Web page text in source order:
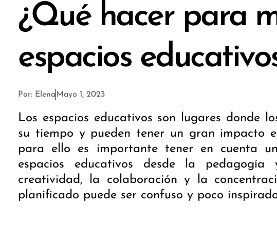
¿Qué hacer para
espacios
Por: Elena Mayo 1, 2023
Los espacios educativos son lugares donde
su tiempo y pueden tener un gran impacto
para ello es importante tener en cuenta
espacios educativos desde la
creatividad, la colaboración y la
planificado puede ser confuso y poco